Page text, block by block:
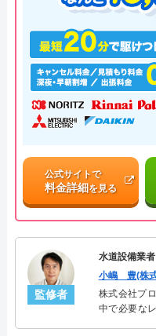
公式サイトで
料金詳細を見る
監修者
水道設備業
小嶋 豊(株
株式会社プ
中で必要な